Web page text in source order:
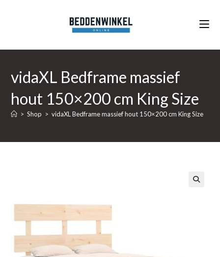
vidaXL Bedframe massief
hout 150×200 cm King Size
> Shop > vidaXL Bedframe massief hout 150×200 cm King Size